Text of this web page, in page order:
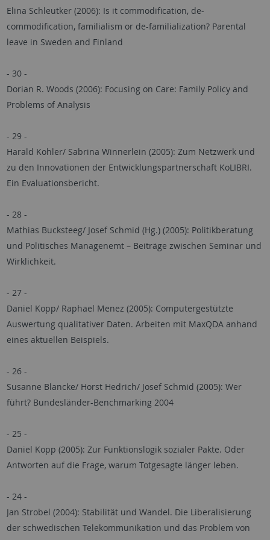
Elina Schleutker (2006): Is it commodification, de-
commodification, familialism or de-familialization? Parental
leave in Sweden and Finland
- 30 -
Dorian R. Woods (2006): Focusing on Care: Family Policy and
Problems of Analysis
- 29 -
Harald Kohler/ Sabrina Winnerlein (2005): Zum Netzwerk und
zu den Innovationen der Entwicklungspartnerschaft KoLIBRI.
Ein Evaluationsbericht.
- 28 -
Mathias Bucksteeg/ Josef Schmid (Hg.) (2005): Politikberatung
und Politisches Managenemt – Beiträge zwischen Seminar und
Wirklichkeit.
- 27 -
Daniel Kopp/ Raphael Menez (2005): Computergestützte
Auswertung qualitativer Daten. Arbeiten mit MaxQDA anhand
eines aktuellen Beispiels.
- 26 -
Susanne Blancke/ Horst Hedrich/ Josef Schmid (2005): Wer
führt? Bundesländer-Benchmarking 2004
- 25 -
Daniel Kopp (2005): Zur Funktionslogik sozialer Pakte. Oder
Antworten auf die Frage, warum Totgesagte länger leben.
- 24 -
Jan Strobel (2004): Stabilität und Wandel. Die Liberalisierung
der schwedischen Telekommunikation und das Problem von